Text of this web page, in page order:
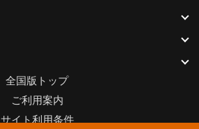
全国版トップ
ご利用案内
サイト利用条件